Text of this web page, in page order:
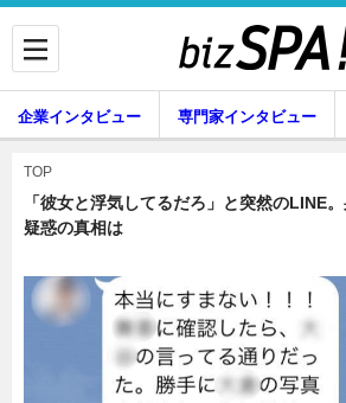
企業インタビュー 専
副業
企業インタビュー 専門家インタビュー
暮らし
TOP
「彼女と浮気してるだろ」と突然のLINE
疑惑の真相は